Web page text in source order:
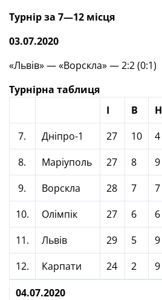
Турнір за 7—12 місця
03.07.2020
«Львів» — «Ворскла» — 2:2 (0:1)
Турнірна таблиця
І
В Н
7.
Дніпро-1 27 10 4
8.
Маріуполь 27 8 9
9.
Ворскла 28 7 7
10.
Олімпік 27 6 6
11.
Львів 29 5 9
12.
Карпати 24 2 9
04.07.2020